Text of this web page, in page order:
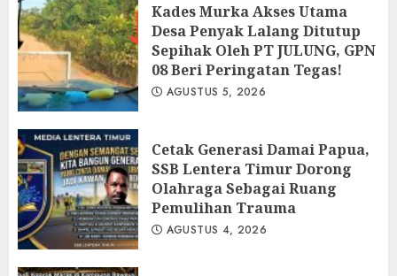
Kades Murka Akses Utama
Desa Penyak Lalang Ditutup
Sepihak Oleh PT JULUNG, GPN
08 Beri Peringatan Tegas!
AGUSTUS 5, 2026
Cetak Generasi Damai Papua,
SSB Lentera Timur Dorong
Olahraga Sebagai Ruang
Pemulihan Trauma
AGUSTUS 4, 2026